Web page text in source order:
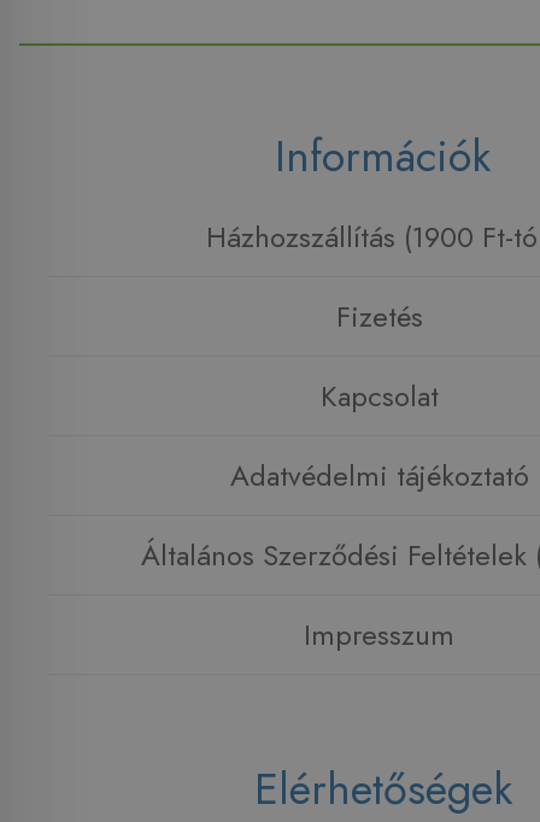
Információk
Házhozszállítás (1900 Ft-
Fizetés
Kapcsolat
Adatvédelmi tájékoztató
Általános Szerződési Feltételek
Impresszum
Elérhetőségek